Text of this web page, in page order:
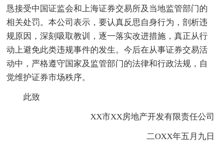
恳接受中国证监会和上海证券交易所及当地监管部门的
相关处罚。本公司表示，要认真反思自身行为，剖析违
规原因，深刻吸取教训，逐一落实改进措施，真正从行
动上避免此类违规事件的发生。今后在从事证券交易活
动中，严格遵守国家及监管部门的法律和行政法规，自
觉维护证券市场秩序。
此致
XX市XX房地产开发有限责任公司
二OXX年五月九日